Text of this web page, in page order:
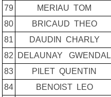
79
MERIAU TOM
80
BRICAUD THEO
81
DAUDIN CHARLY
82
DELAUNAY GWENDAL
83
PILET QUENTIN
84
BENOIST LEO